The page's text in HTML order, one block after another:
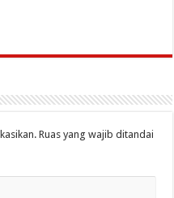
Ruas yang wajib ditandai